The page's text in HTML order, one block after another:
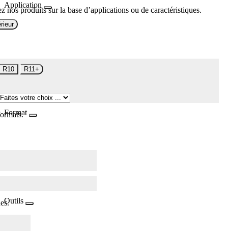
Application
nos produits sur la base d’applications ou de caractéristiques.
R10 R11+
Format
Outils